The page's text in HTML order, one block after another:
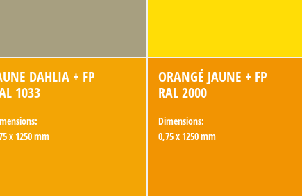
DAHLIA + FP
1033
x 1250 mm
ORANGÉ JAUNE + FP
RAL 2000
Dimensions:
0,75 x 1250 mm